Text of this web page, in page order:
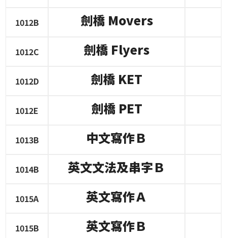
1012B 劍橋Movers
1012C 劍橋 Flyers
1012D 劍橋 KET
1012E 劍橋PET
1013B 中文寫作Ｂ
1014B 英文文法及串字Ｂ
1015A 英文寫作Ａ
1015B 英文寫作Ｂ